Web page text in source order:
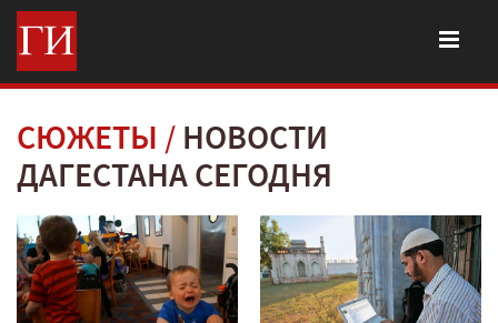
СЮЖЕТЫ
НОВОСТИ
ДАГЕСТАНА СЕГОДНЯ